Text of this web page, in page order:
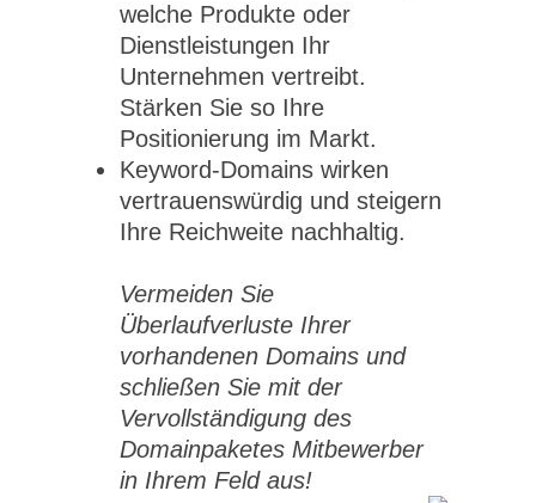
welche Produkte oder
Dienstleistungen Ihr
Unternehmen vertreibt.
Stärken Sie so Ihre
Positionierung im Markt.
Keyword-Domains wirken
vertrauenswürdig und steigern
Ihre Reichweite nachhaltig.
Vermeiden Sie
Überlaufverluste Ihrer
vorhandenen Domains und
schließen Sie mit der
Vervollständigung des
Domainpaketes Mitbewerber
in Ihrem Feld aus!